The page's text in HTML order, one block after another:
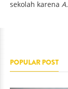
sekolah karena
POPULAR POST